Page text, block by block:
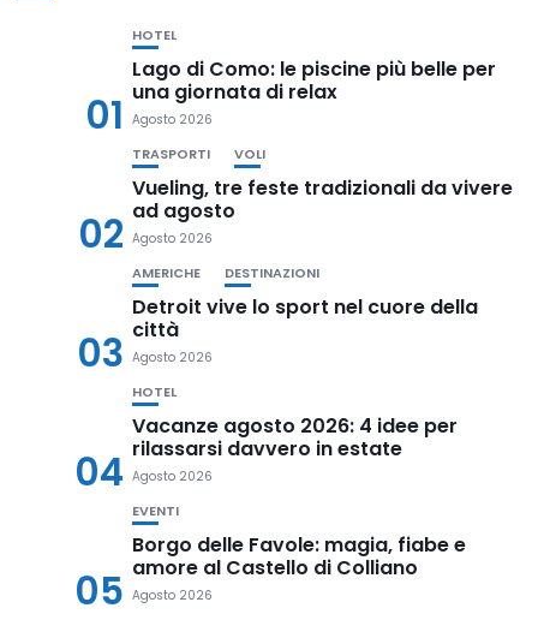
01
HOTEL
Lago di Como: le piscine più belle per
una giornata di relax
Agosto 2026
02
TRASPORTI VOLI
Vueling, tre feste tradizionali da vivere
ad agosto
Agosto 2026
03
AMERICHE DESTINAZIONI
Detroit vive lo sport nel cuore della
città
Agosto 2026
04
HOTEL
Vacanze agosto 2026: 4 idee per
rilassarsi davvero in estate
Agosto 2026
05
EVENTI
Borgo delle Favole: magia, fiabe e
amore al Castello di Colliano
Agosto 2026